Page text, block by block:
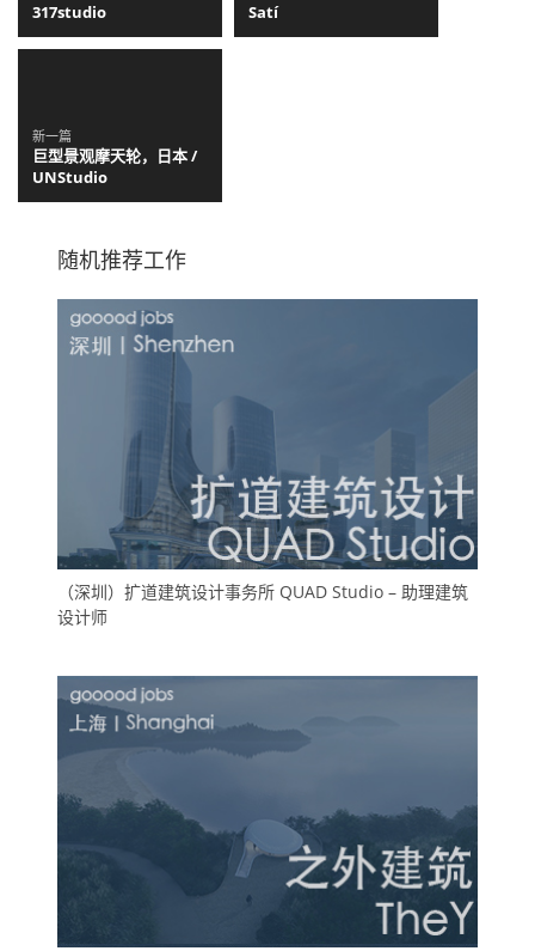
317studio
Satí
新一篇
巨型景观摩天轮，日本 /
UNStudio
随机推荐工作
（深圳）扩道建筑设计事务所 QUAD Studio – 助理建筑
设计师